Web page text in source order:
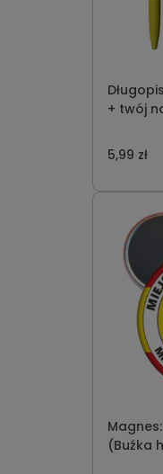
+ twój
5,99 zł
(Buźka